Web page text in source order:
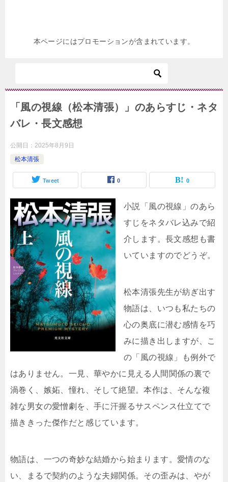
本ページにはプロモーションが含まれています。
「風の視線（松本清張）」のあらすじ・ネタ
バレ・長文感想
公開日： 2025年8月9日
松本清張
Tweet 0 0
小説「風の視線」のあら
すじをネタバレ込みで紹
介します。長文感想も書
いていますのでどうぞ。
松本清張先生が紡ぎ出す
物語は、いつも私たちの
心の奥底に潜む感情を巧
みに描き出しますが、こ
の「風の視線」も例外で
はありません。一見、華やかに見える人間関係の裏で
渦巻く、嫉妬、憧れ、そして絶望。本作は、そんな複
雑な男女の愛憎劇を、手に汗握るサスペンス仕立てで
描ききった傑作だと感じています。
物語は、一つの奇妙な結婚から始まります。愛情のな
い、まるで契約のような夫婦関係。その歪みは、やが